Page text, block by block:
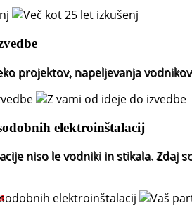
projektov, napeljevanja
elektroinštalacij
niso le vodniki in stikala. Zdaj